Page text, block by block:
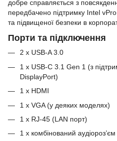
добре справляється з
передбачено підтримку Intel
та підвищеної безпеки в
Порти та підключення
2 x USB-A 3.0
1 x USB-C 3.1 Gen 1 (з
DisplayPort)
1 x HDMI
1 x VGA (у деяких моделях)
1 x RJ-45 (LAN порт)
1 x комбінований